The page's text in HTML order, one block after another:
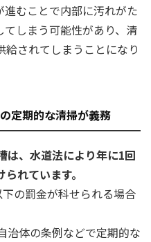
進むことで内部に汚れがた
てしまう可能性があり、清
されてしまうことになり
定期的な清掃が義務
は、水道法により年に1回
れています。
の罰金が科せられる場合
治体の条例などで定期的な